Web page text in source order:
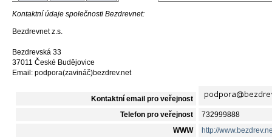
Kontaktní údaje společnosti Bezdrevnet:
Bezdrevnet z.s.
Bezdrevská 33
37011 České Budějovice
Email: podpora(zavináč)bezdrev.net
Kontaktní email pro veřejnost
Telefon pro veřejnost 732999888
WWW http://